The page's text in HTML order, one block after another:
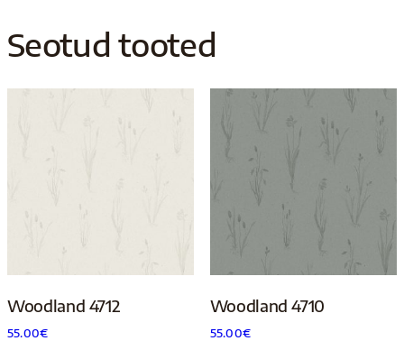
Seotud tooted
Woodland 4712
55.00€
Woodland 4710
55.00€